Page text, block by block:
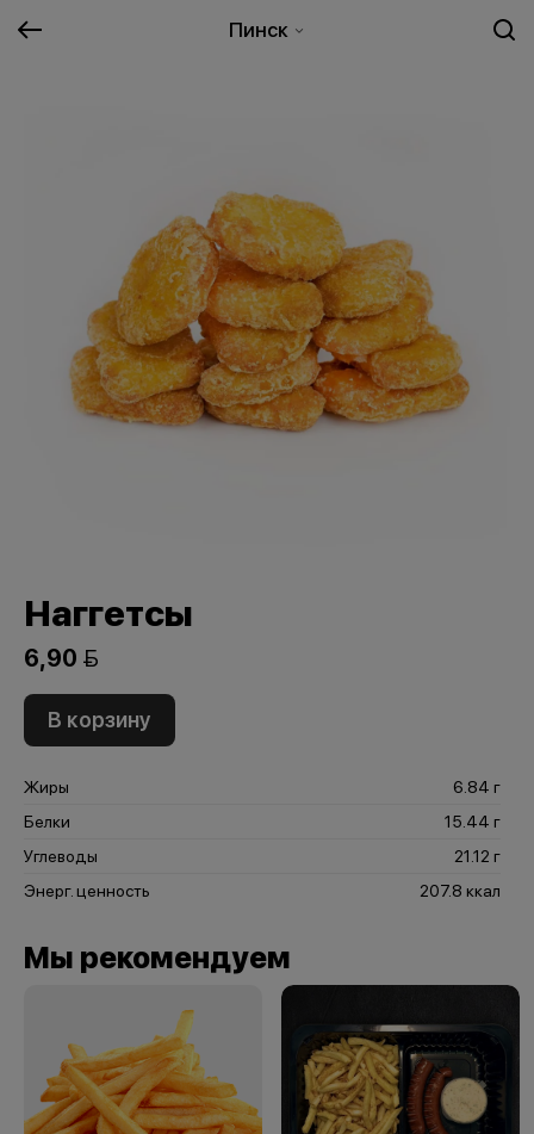
Пинск
Наггетсы
6,90 
В корзину
Жиры
6.84 г
Белки
15.44 г
Углеводы
21.12 г
Энерг. ценность
207.8 ккал
Мы рекомендуем